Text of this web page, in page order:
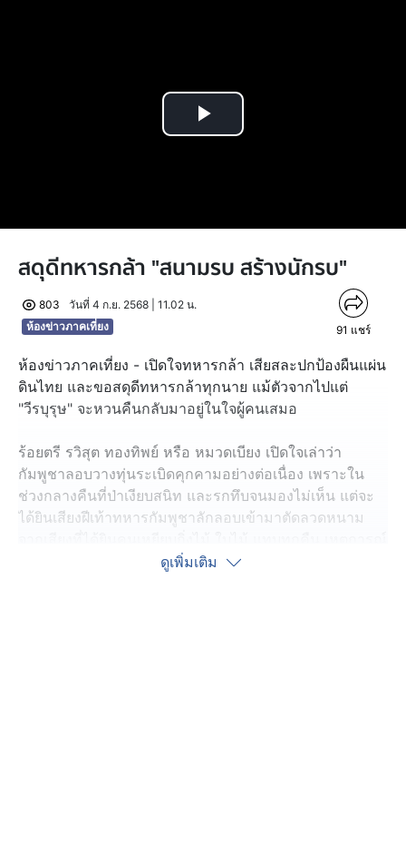
Play
สดุดีทหารกล้า "สนามรบ สร้างนักรบ"
803
วันที่ 4 ก.ย. 2568 | 11.02 น.
ห้องข่าวภาคเที่ยง
91 แชร์
ห้องข่าวภาคเที่ยง - เปิดใจทหารกล้า เสียสละปกป้องผืนแผ่น
ดินไทย และขอสดุดีทหารกล้าทุกนาย แม้ตัวจากไปแต่
"วีรบุรุษ" จะหวนคืนกลับมาอยู่ในใจผู้คนเสมอ
ร้อยตรี รวิสุต ทองทิพย์ หรือ หมวดเบียง เปิดใจเล่าว่า
กัมพูชาลอบวางทุ่นระเบิดคุกคามอย่างต่อเนื่อง เพราะใน
ช่วงกลางคืนที่ป่าเงียบสนิท และรกทึบจนมองไม่เห็น แต่จะ
ได้ยินเสียงฝีเท้าทหารกัมพูชาลักลอบเข้ามาตัดลวดหนาม
นี้เป็นหลักฐานชัดเจนว่าฝ่ายกัมพูชาละเมิดข้อตกลงหยุดยิง
ดูเพิ่มเติม